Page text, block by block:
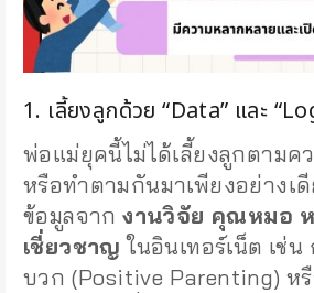
1. เลี้ยงลูกด้วย “Data” และ
พ่อแม่ยุคนี้ไม่ได้เลี้ยงลูกตามค
หรือทำตามกันมาเพียงอย่างเ
ข้อมูลจากงานวิจัย คุณหมอ
เชี่ยวชาญ ในอินเทอร์เน็ต เช่น
บวก (Positive Parenting) ห